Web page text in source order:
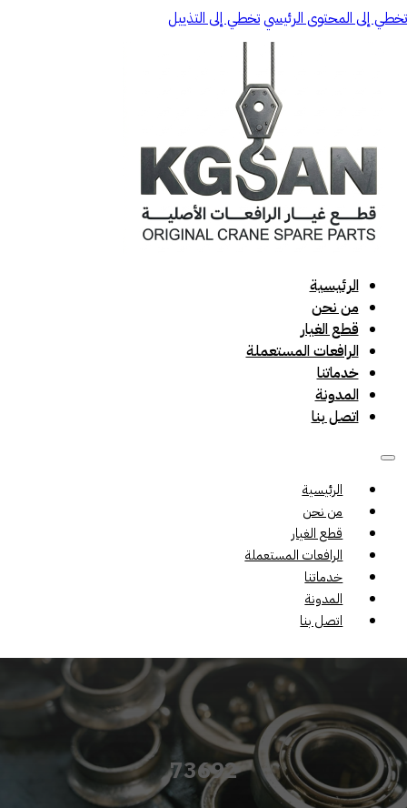
تخطي إلى المحتوى الرئيسيتخطي إلى التذييل
الرئيسية
من نحن
قطع الغيار
الرافعات المستعملة
خدماتنا
المدونة
اتصل بنا
الرئيسية
من نحن
قطع الغيار
الرافعات المستعملة
خدماتنا
المدونة
اتصل بنا
73692